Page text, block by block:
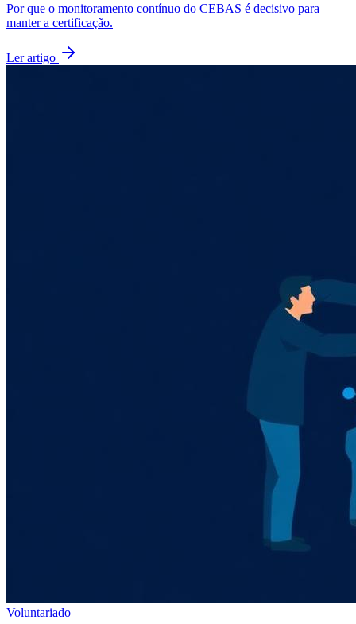
Por que o monitoramento contínuo do CEBAS é decisivo para
manter a certificação.
Ler artigo
Voluntariado